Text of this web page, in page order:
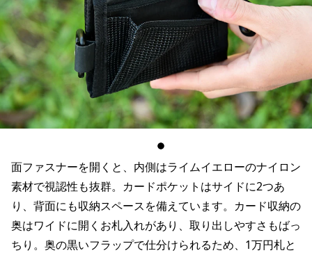
面ファスナーを開くと、内側はライムイエローのナイロン
素材で視認性も抜群。カードポケットはサイドに2つあ
り、背面にも収納スペースを備えています。カード収納の
奥はワイドに開くお札入れがあり、取り出しやすさもばっ
ちり。奥の黒いフラップで仕分けられるため、1万円札と